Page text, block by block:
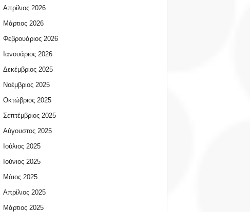
Απρίλιος 2026
Μάρτιος 2026
Φεβρουάριος 2026
Ιανουάριος 2026
Δεκέμβριος 2025
Νοέμβριος 2025
Οκτώβριος 2025
Σεπτέμβριος 2025
Αύγουστος 2025
Ιούλιος 2025
Ιούνιος 2025
Μάιος 2025
Απρίλιος 2025
Μάρτιος 2025